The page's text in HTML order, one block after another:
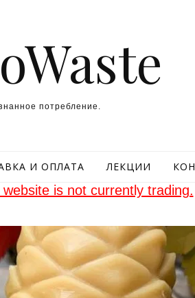
потребление.
И ОПЛАТА ЛЕКЦИИ
is not currently trading.